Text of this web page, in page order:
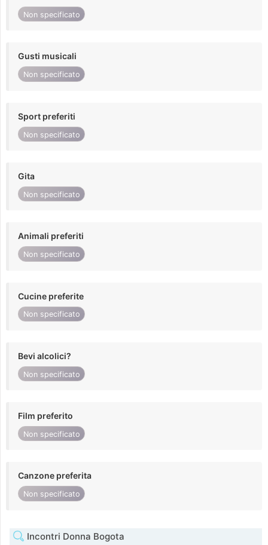
Non specificato
Gusti musicali
Non specificato
Sport preferiti
Non specificato
Gita
Non specificato
Animali preferiti
Non specificato
Cucine preferite
Non specificato
Bevi alcolici?
Non specificato
Film preferito
Non specificato
Canzone preferita
Non specificato
Incontri Donna Bogota